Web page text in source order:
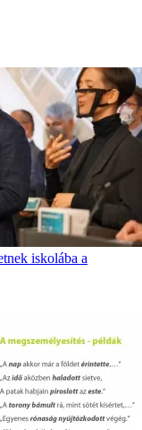
iskolába a